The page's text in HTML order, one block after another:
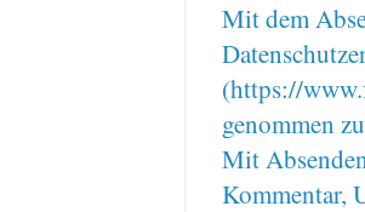
Mit dem
(https://
genommen
Mit
Kommentar,